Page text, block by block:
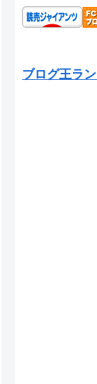
ブログ王ラ